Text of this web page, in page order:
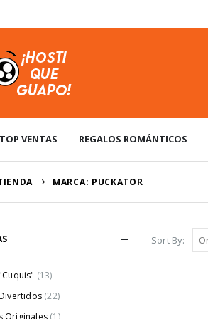
TOP VENTAS REGALOS ROMÁNTICOS
MARCA: PUCKATOR
Sort By:
(13)
(22)
Originales (1)